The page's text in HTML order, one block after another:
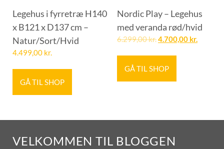
Legehus i fyrretræ H140
x B121 x D137 cm –
Natur/Sort/Hvid
4.499,00 kr.
GÅ TIL SHOP
Nordic Play – Legehus
med veranda rød/hvid
6.299,00kr.4.700,00 kr.
GÅ TIL SHOP
VELKOMMEN TIL BLOGGEN